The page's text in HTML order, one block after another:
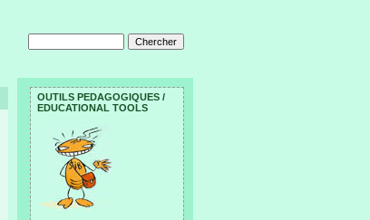
OUTILS PEDAGOGIQUES /
EDUCATIONAL TOOLS